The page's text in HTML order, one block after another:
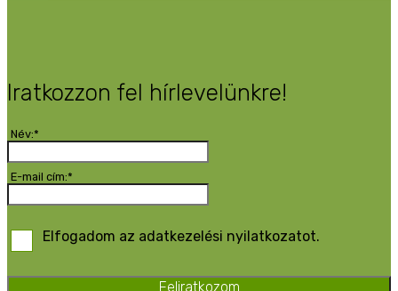
Iratkozzon fel hírlevelünkre!
Név:*
E-mail cím:*
Elfogadom az adatkezelési nyilatkozatot.
Feliratkozom